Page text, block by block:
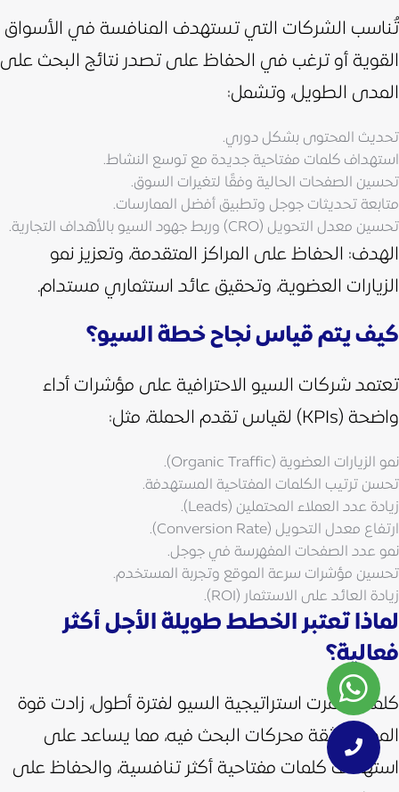
تُناسب الشركات التي تستهدف المنافسة في الأسواق
القوية أو ترغب في الحفاظ على تصدر نتائج البحث على
المدى الطويل، وتشمل:
تحديث المحتوى بشكل دوري.
استهداف كلمات مفتاحية جديدة مع توسع النشاط.
تحسين الصفحات الحالية وفقًا لتغيرات السوق.
متابعة تحديثات جوجل وتطبيق أفضل الممارسات.
تحسين معدل التحويل (CRO) وربط جهود السيو بالأهداف التجارية.
الهدف: الحفاظ على المراكز المتقدمة، وتعزيز نمو
الزيارات العضوية، وتحقيق عائد استثماري مستدام.
كيف يتم قياس نجاح خطة السيو؟
تعتمد شركات السيو الاحترافية على مؤشرات أداء
واضحة (KPIs) لقياس تقدم الحملة، مثل:
نمو الزيارات العضوية (Organic Traffic).
تحسن ترتيب الكلمات المفتاحية المستهدفة.
زيادة عدد العملاء المحتملين (Leads).
ارتفاع معدل التحويل (Conversion Rate).
نمو عدد الصفحات المفهرسة في جوجل.
تحسين مؤشرات سرعة الموقع وتجربة المستخدم.
زيادة العائد على الاستثمار (ROI).
لماذا تعتبر الخطط طويلة الأجل أكثر
فعالية؟
كلما استمرت استراتيجية السيو لفترة أطول، زادت قوة
الموقع وثقة محركات البحث فيه، مما يساعد على
استهداف كلمات مفتاحية أكثر تنافسية، والحفاظ على